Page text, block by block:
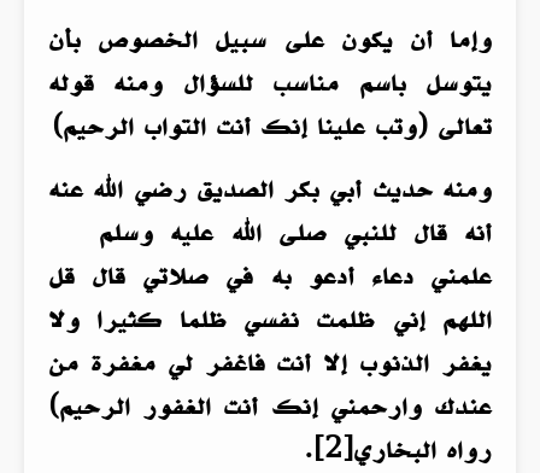
وإما أن يكون على سبيل الخصوص بأن
يتوسل باسم مناسب للسؤال ومنه قوله
تعالى (وتب علينا إنك أنت التواب الرحيم)
ومنه حديث أبي بكر الصديق رضي الله عنه
أنه قال للنبي صلى الله عليه وسلم
علمني دعاء أدعو به في صلاتي قال قل
اللهم إني ظلمت نفسي ظلما كثيرا ولا
يغفر الذنوب إلا أنت فاغفر لي مغفرة من
عندك وارحمني إنك أنت الغفور الرحيم)
رواه البخاري[2].